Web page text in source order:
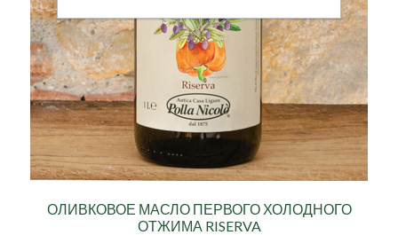
ОЛИВКОВОЕ МАСЛО ПЕРВОГО ХОЛОДНОГО
ОТЖИМА RISERVA